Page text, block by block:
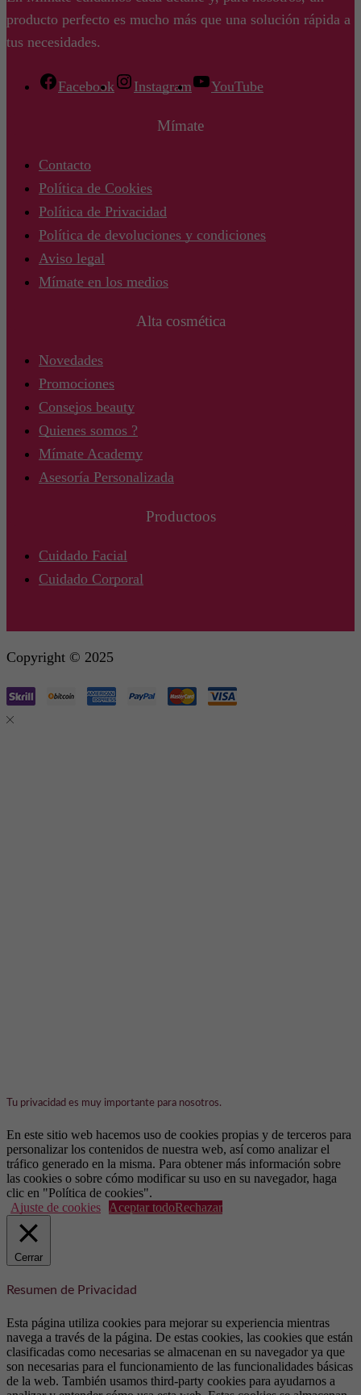
producto perfecto es mucho más que una solución rápida a
tus necesidades.
Facebook Instagram YouTube
Mímate
Contacto
Política de Cookies
Política de Privacidad
Política de devoluciones y condiciones
Aviso legal
Mímate en los medios
Alta cosmética
Novedades
Promociones
Consejos beauty
Quienes somos ?
Mímate Academy
Asesoría Personalizada
Productoos
Cuidado Facial
Cuidado Corporal
Copyright © 2025
Tu privacidad es muy importante para nosotros.
En este sitio web hacemos uso de cookies propias y de terceros para
personalizar los contenidos de nuestra web, así como analizar el
tráfico generado en la misma. Para obtener más información sobre
las cookies o sobre cómo modificar su uso en su navegador, haga
clic en "Política de cookies".
Ajuste de cookies
Aceptar todoRechazar
Cerrar
Resumen de Privacidad
Esta página utiliza cookies para mejorar su experiencia mientras
navega a través de la página. De estas cookies, las cookies que están
clasificadas como necesarias se almacenan en su navegador ya que
son necesarias para el funcionamiento de las funcionalidades básicas
de la web. También usamos third-party cookies para ayudarnos a